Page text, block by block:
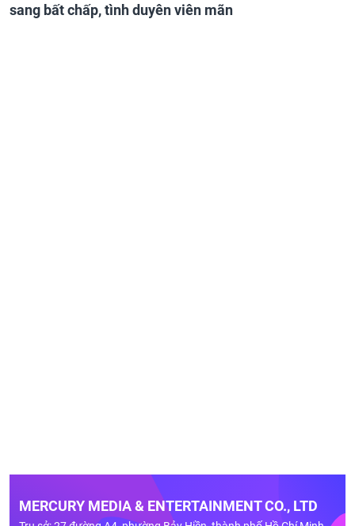
sang bất chấp, tình duyên viên mãn
MERCURY MEDIA & ENTERTAINMENT CO., LTD